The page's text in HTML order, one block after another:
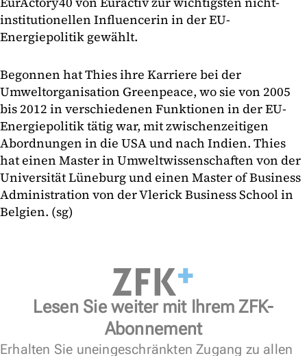
institutionellen Influencerin in der EU-
Energiepolitik gewählt.
Begonnen hat Thies ihre Karriere bei der
Umweltorganisation Greenpeace, wo sie von 2005
bis 2012 in verschiedenen Funktionen in der EU-
Energiepolitik tätig war, mit zwischenzeitigen
Abordnungen in die USA und nach Indien. Thies
hat einen Master in Umweltwissenschaften von der
Universität Lüneburg und einen Master of Business
Administration von der Vlerick Business School in
Belgien. (sg)
Lesen Sie weiter mit Ihrem ZFK-
Abonnement
Erhalten Sie uneingeschränkten Zugang zu allen